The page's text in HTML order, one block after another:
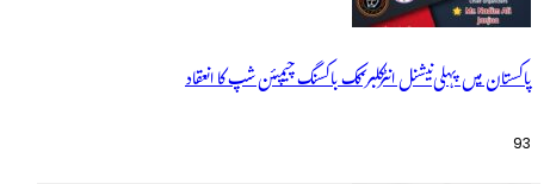
پاکستان میں پہلی نیشنل انٹرکلبز کک باکسنگ چیمپئن شپ کا انعقاد
93